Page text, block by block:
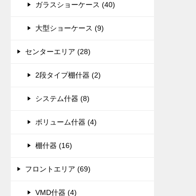
ガラスショーケース (40)
大型ショーケース (9)
センターエリア (28)
2段タイプ棚什器 (2)
システム什器 (8)
ボリューム什器 (4)
棚什器 (16)
フロントエリア (69)
VMD什器 (4)